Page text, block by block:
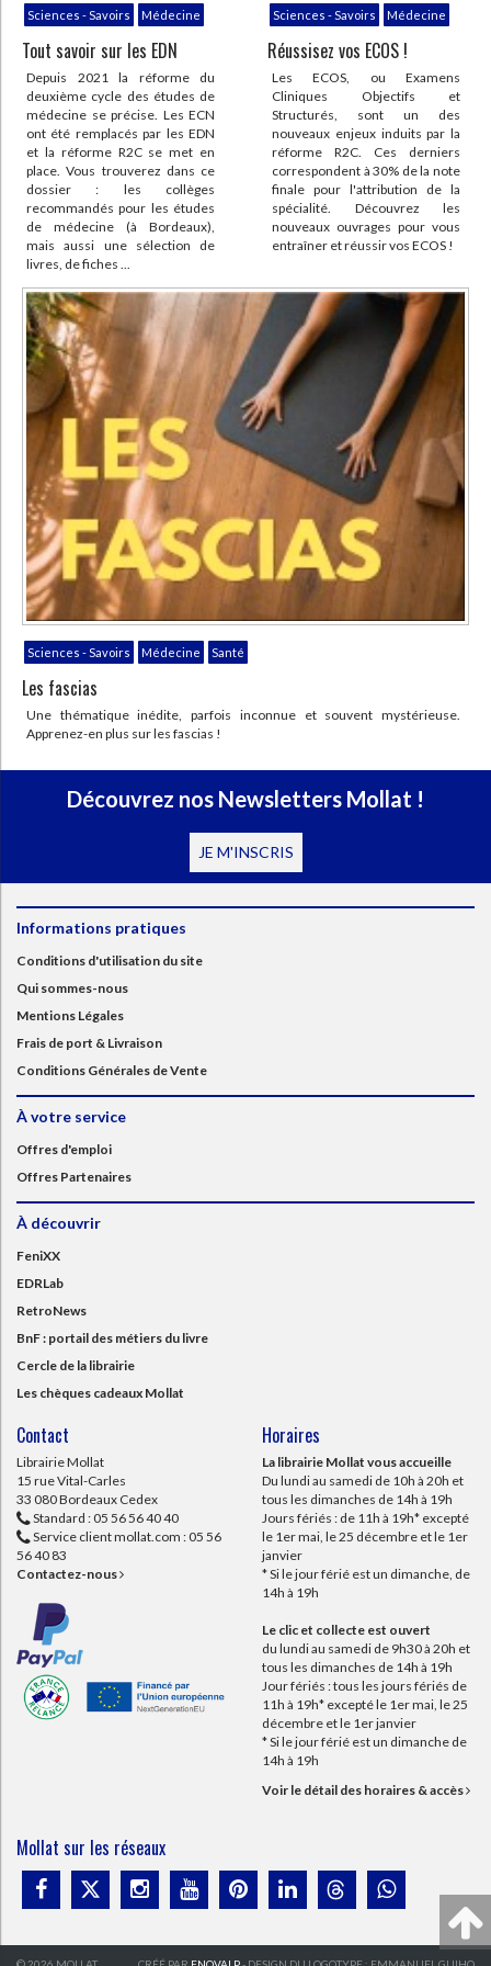
familles géographiquement
isolées.
En dehors du simple quotidien
de soignant, c'est aussi tout un
système qui est mis en lumière
et questionné : les déserts
médicaux, la fragilité du
système de santé rural, le
vieillissement de la population ...
Mais aussi le rythme de travail :
même si ces deux compères ont
su trouver un équilibre qui leur
permet de prendre du temps
pour eux, c'est un métier où la
sollicitation est permanente, de
jour comme de nuit. Où les
vacances sont rares, les
journées souvent bousculées,
et les heures dans une journée
rarement comptées, et la vie de
famille parfois fragilisée. Ils
l'avouent, il leur arrive de
Fanny Cheyrou nous propose un
court récit documentaire
sensible et poétique, empli
d'humanité et de douceur. Un
hommage aux soignants et aux
personnes de l'ombre.
Un livre instructif et
enthousiasmant, qui se lit
Sciences - Savoirs Médecine
Tout savoir sur les EDN
Depuis 2021 la réforme du
deuxième cycle des études de
médecine se précise. Les ECN
ont été remplacés par les EDN
et la réforme R2C se met en
place. Vous trouverez dans ce
dossier : les collèges
recommandés pour les études
de médecine (à Bordeaux),
mais aussi une sélection de
livres, de fiches ...
Sciences - Savoirs Médecine
Réussisez vos ECOS !
Les ECOS, ou Examens
Cliniques Objectifs et
Structurés, sont un des
nouveaux enjeux induits par la
réforme R2C. Ces derniers
correspondent à 30% de la note
finale pour l'attribution de la
spécialité. Découvrez les
nouveaux ouvrages pour vous
entraîner et réussir vos ECOS !
Sciences - Savoirs Médecine Santé
Les fascias
Une thématique inédite, parfois inconnue et souvent mystérieuse.
Apprenez-en plus sur les fascias !
Découvrez nos Newsletters Mollat !
JE M'INSCRIS
Informations pratiques
Conditions d'utilisation du site
Qui sommes-nous
Mentions Légales
Frais de port & Livraison
Conditions Générales de Vente
À votre service
Offres d'emploi
Offres Partenaires
À découvrir
FeniXX
EDRLab
RetroNews
BnF : portail des métiers du livre
Cercle de la librairie
Les chèques cadeaux Mollat
Contact
Librairie Mollat
15 rue Vital-Carles
33 080 Bordeaux Cedex
Standard : 05 56 56 40 40
Service client mollat.com : 05 56
56 40 83
Contactez-nous
Horaires
La librairie Mollat vous accueille
Du lundi au samedi de 10h à 20h et
tous les dimanches de 14h à 19h
Jours fériés : de 11h à 19h* excepté
le 1er mai, le 25 décembre et le 1er
janvier
* Si le jour férié est un dimanche, de
14h à 19h
Le clic et collecte est ouvert
du lundi au samedi de 9h30 à 20h et
tous les dimanches de 14h à 19h
Jour fériés : tous les jours fériés de
11h à 19h* excepté le 1er mai, le 25
décembre et le 1er janvier
* Si le jour férié est un dimanche de
14h à 19h
Voir le détail des horaires & accès
Mollat sur les réseaux